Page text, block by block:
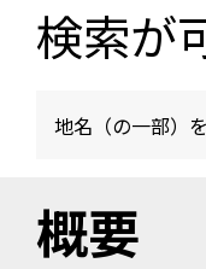
検索が
地名（の一部）
概要